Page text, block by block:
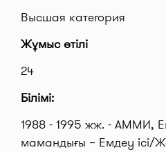
Высшая категория
Жұмыс өтілі
24
Білімі:
1988 - 1995 жж. - АММИ,
мамандығы – Емдеу ісі/